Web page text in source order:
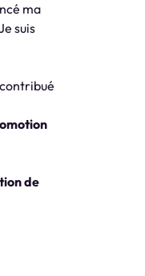
ma
suis
de